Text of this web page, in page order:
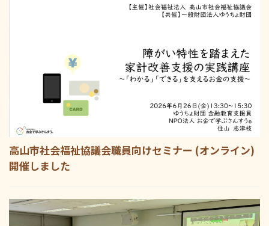
高山市社会福祉協議会職員向けセミナー (オンライン)
開催しました